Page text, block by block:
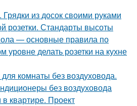
Грядки из досок своими руками
розетки. Стандарты высоты
— основные правила по
уровне делать розетки на кухне
комнаты без воздуховода.
без воздуховода
квартире. Проект